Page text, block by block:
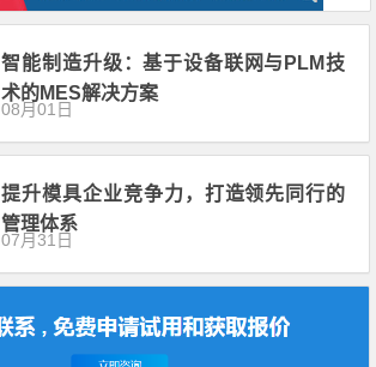
智能制造升级：基于设备联网与PLM技
术的MES解决方案
08月01日
提升模具企业竞争力，打造领先同行的
管理体系
07月31日